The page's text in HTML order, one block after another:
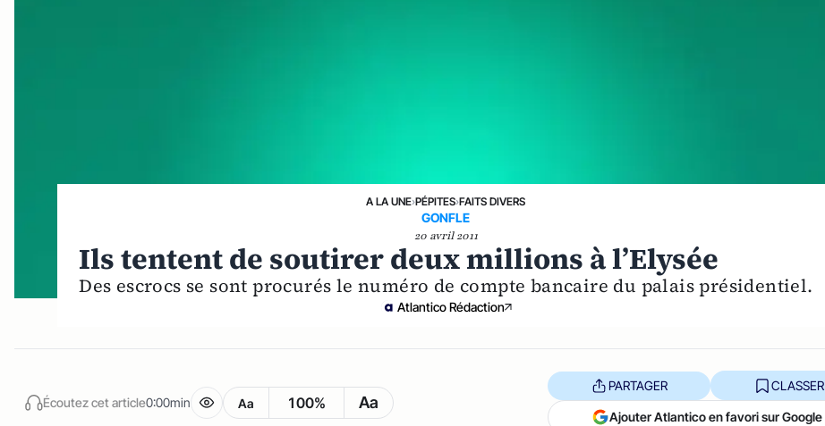
A LA UNE›PÉPITES›FAITS DIVERS
GONFLE
20 avril 2011
Ils tentent de soutirer deux millions à l’Elysée
Des escrocs se sont procurés le numéro de compte bancaire du palais présidentiel.
Atlantico Rédaction
Écoutez cet article0:00min Aa 100% Aa
PARTAGER CLASSER
Ajouter Atlantico en favori sur Google